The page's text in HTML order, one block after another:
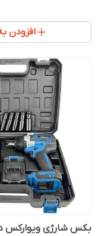
افزودن
بکس شارژی ویوارکس